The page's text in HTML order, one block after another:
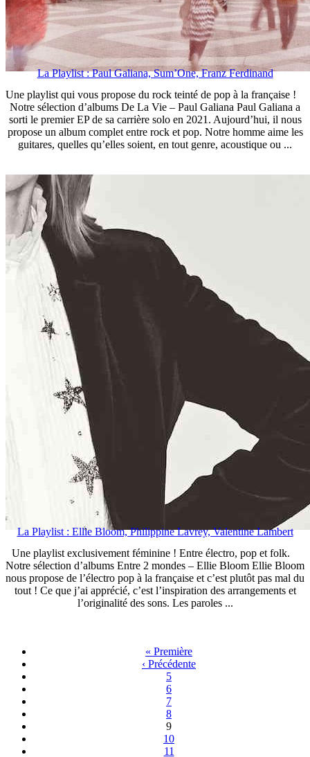
La Playlist : Paul Galiana, Sum’One, Franz Ferdinand
Une playlist qui vous propose du rock teinté de pop à la française !
Notre sélection d’albums De La Vie – Paul Galiana Paul Galiana a
sorti le premier EP de sa carrière solo en 2021. Aujourd’hui, il nous
propose un album complet entre rock et pop. Notre homme aime les
guitares, quelles qu’elles soient, en tout genre, acoustique ou ...
La Playlist : Ellie Bloom, Philippine Lavrey, Valentine Lambert
Une playlist exclusivement féminine ! Entre électro, pop et folk.
Notre sélection d’albums Entre 2 mondes – Ellie Bloom Ellie Bloom
nous propose de l’électro pop à la française et c’est plutôt pas mal du
tout ! Ce que j’ai apprécié, c’est l’inspiration des arrangements et
l’originalité des sons. Les paroles ...
« Première
‹ Précédente
5
6
7
8
9
10
11